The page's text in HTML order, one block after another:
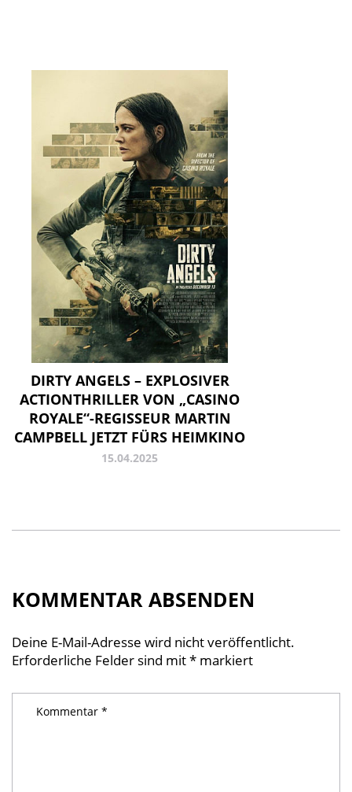
DIRTY ANGELS – EXPLOSIVER
ACTIONTHRILLER VON „CASINO
ROYALE“-REGISSEUR MARTIN
CAMPBELL JETZT FÜRS HEIMKINO
15.04.2025
KOMMENTAR ABSENDEN
Deine E-Mail-Adresse wird nicht veröffentlicht.
Erforderliche Felder sind mit* markiert